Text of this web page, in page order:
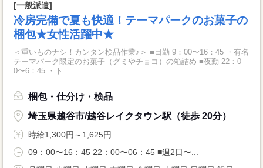
[一般派遣]
冷房完備で夏も快適！テーマパークのお菓子の
梱包★女性活躍中★
＜重いものナシ！カンタン検品作業♪＞ ■日勤 9：00〜16：45 ・有名
テーマパーク限定のお菓子（グミやチョコ）の箱詰め ■夜勤 22：0
0〜6：45 ・ト...
梱包・仕分け・検品
埼玉県越谷市/越谷レイクタウン駅（徒歩 20分）
時給1,300円～1,625円
09：00〜16：45 22：00〜06：45 ■週2日〜...